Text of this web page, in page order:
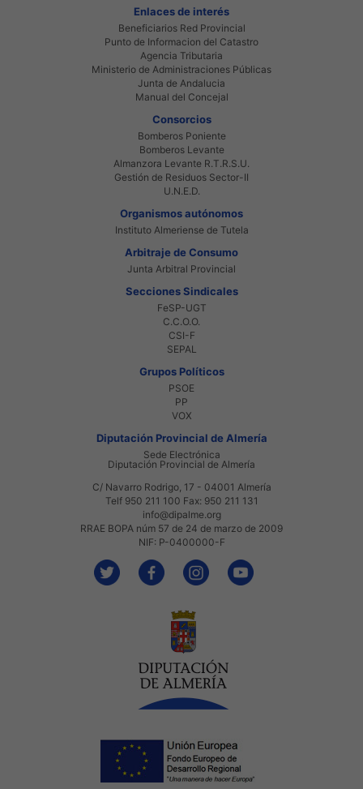
Enlaces de interés
Beneficiarios Red Provincial
Punto de Informacion del Catastro
Agencia Tributaria
Ministerio de Administraciones Públicas
Junta de Andalucia
Manual del Concejal
Consorcios
Bomberos Poniente
Bomberos Levante
Almanzora Levante R.T.R.S.U.
Gestión de Residuos Sector-II
U.N.E.D.
Organismos autónomos
Instituto Almeriense de Tutela
Arbitraje de Consumo
Junta Arbitral Provincial
Secciones Sindicales
FeSP-UGT
C.C.O.O.
CSI-F
SEPAL
Grupos Políticos
PSOE
PP
VOX
Diputación Provincial de Almería
Sede Electrónica
Diputación Provincial de Almería
C/ Navarro Rodrigo, 17 - 04001 Almería
Telf 950 211 100 Fax: 950 211 131
info@dipalme.org
RRAE BOPA núm 57 de 24 de marzo de 2009
NIF: P-0400000-F